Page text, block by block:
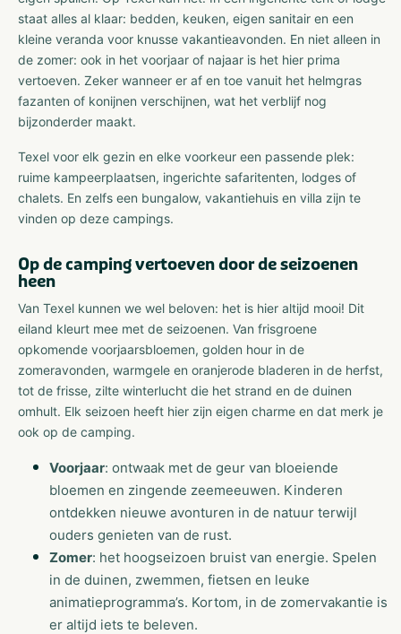
staat alles al klaar: bedden, keuken, eigen sanitair en een
kleine veranda voor knusse vakantieavonden. En niet alleen in
de zomer: ook in het voorjaar of najaar is het hier prima
vertoeven. Zeker wanneer er af en toe vanuit het helmgras
fazanten of konijnen verschijnen, wat het verblijf nog
bijzonderder maakt.
Texel voor elk gezin en elke voorkeur een passende plek:
ruime kampeerplaatsen, ingerichte safaritenten, lodges of
chalets. En zelfs een bungalow, vakantiehuis en villa zijn te
vinden op deze campings.
Op de camping vertoeven door de seizoenen
heen
Van Texel kunnen we wel beloven: het is hier altijd mooi! Dit
eiland kleurt mee met de seizoenen. Van frisgroene
opkomende voorjaarsbloemen, golden hour in de
zomeravonden, warmgele en oranjerode bladeren in de herfst,
tot de frisse, zilte winterlucht die het strand en de duinen
omhult. Elk seizoen heeft hier zijn eigen charme en dat merk je
ook op de camping.
Voorjaar: ontwaak met de geur van bloeiende
bloemen en zingende zeemeeuwen. Kinderen
ontdekken nieuwe avonturen in de natuur terwijl
ouders genieten van de rust.
Zomer: het hoogseizoen bruist van energie. Spelen
in de duinen, zwemmen, fietsen en leuke
animatieprogramma’s. Kortom, in de zomervakantie is
er altijd iets te beleven.